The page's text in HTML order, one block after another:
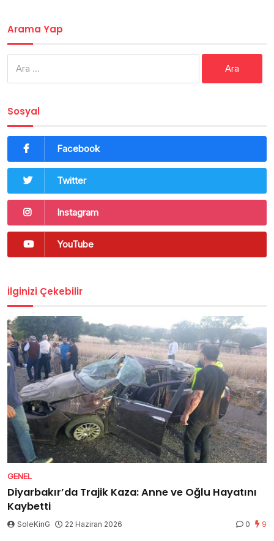
Arama Yap
Sosyal
Facebook
Twitter
Instagram
YouTube
İlginizi Çekebilir
GENEL
Diyarbakır’da Trajik Kaza: Anne ve Oğlu Hayatını
Kaybetti
SoleKinG 22 Haziran 2026 0 9